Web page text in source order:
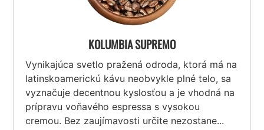
KOLUMBIA SUPREMO
Vynikajúca svetlo pražená odroda, ktorá má na
latinskoamerickú kávu neobvykle plné telo, sa
vyznačuje decentnou kyslosťou a je vhodná na
prípravu voňavého espressa s vysokou
cremou. Bez zaujímavosti určite nezostane...